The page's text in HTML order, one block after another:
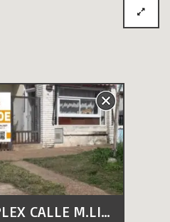
VENTA DE DUPLEX CALLE M.LIMA